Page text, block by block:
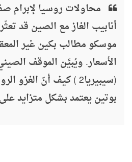
محاولات روسيا لإبرام
أنابيب الغاز مع الصين قد
موسكو مطالب بكين غير
الأسعار. ويُبيِّن الموقف
(سيبيريا2 ) كيف أنّ
بوتين يعتمد بشكل متزايد